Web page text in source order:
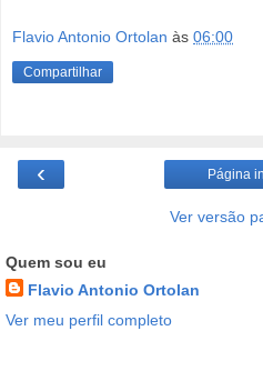
Flavio Antonio Ortolan às 06:00
Compartilhar
‹ Página
Ver versão
Quem sou eu
Flavio Antonio Ortolan
Ver meu perfil completo